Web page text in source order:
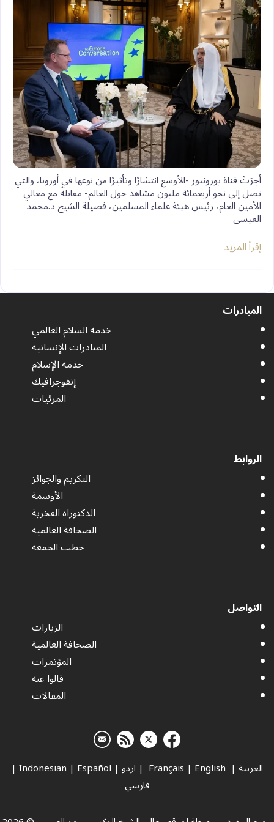
‏أجرَتْ قناة يورونيوز -الأوسع انتشارًا وتأثيرًا من نوعها في أوروبا، والتي
تصل إلى نحو أربعمائة مليون مشاهد حول العالم- مقابلةً مع معالي
الأمين العام، رئيس هيئة علماء المسلمين، فضيلة الشيخ د.⁧‫محمد
العيسى
إقرأ المزيد
المبادرات
خدمة السلام العالمي
المبادرات الإنسانية
خدمة الإسلام
إنفوجرافيك
المرئيات
الروابط
التكريم والجوائز
الأوسمة
الدكتوراه الفخرية
الصحافة العالمية
خطب الجمعة
التواصل
الزيارات
الصحافة العالمية
المؤتمرات
قالوا عنه
المقالات
العربية |
| English
| اردو |
Indonesian | Español
|
فارسي